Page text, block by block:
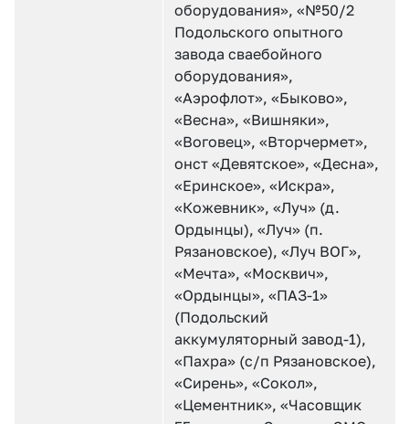
оборудования», «№50/2
Подольского опытного
завода сваебойного
оборудования»,
«Аэрофлот», «Быково»,
«Весна», «Вишняки»,
«Воговец», «Вторчермет»,
онст «Девятское», «Десна»,
«Еринское», «Искра»,
«Кожевник», «Луч» (д.
Ордынцы), «Луч» (п.
Рязановское), «Луч ВОГ»,
«Мечта», «Москвич»,
«Ордынцы», «ПАЗ-1»
(Подольский
аккумуляторный завод-1),
«Пахра» (с/п Рязановское),
«Сирень», «Сокол»,
«Цементник», «Часовщик